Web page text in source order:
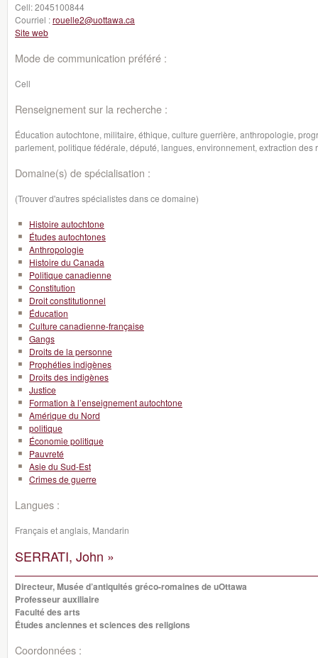
Cell:2045100844
Courriel :rouelle2@uottawa.ca
Site web
Mode de communication préféré :
Cell
Renseignement sur la recherche :
Éducation autochtone, militaire, éthique, culture guerrière, anthropologie,
parlement, politique fédérale, député, langues, environnement, extraction des
Domaine(s) de spécialisation :
(Trouver d'autres spécialistes dans ce domaine)
Histoire autochtone
Études autochtones
Anthropologie
Histoire du Canada
Politique canadienne
Constitution
Droit constitutionnel
Éducation
Culture canadienne-française
Gangs
Droits de la personne
Prophéties indigènes
Droits des indigènes
Justice
Formation à l’enseignement autochtone
Amérique du Nord
politique
Économie politique
Pauvreté
Asie du Sud-Est
Crimes de guerre
Langues :
Français et anglais, Mandarin
SERRATI, John »
Directeur, Musée d’antiquités gréco-romaines de uOttawa
Professeur auxiliaire
Faculté des arts
Études anciennes et sciences des religions
Coordonnées :